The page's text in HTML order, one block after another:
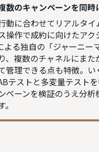
数のキャンペーンを同時
動に合わせてリアルタイ
操作で成約に向けたアク
よる独自の「ジャーニー
、複数のチャネルにまた
管理できる点も特徴。
テストと多変量テスト
ペーンを検証のうえ分析